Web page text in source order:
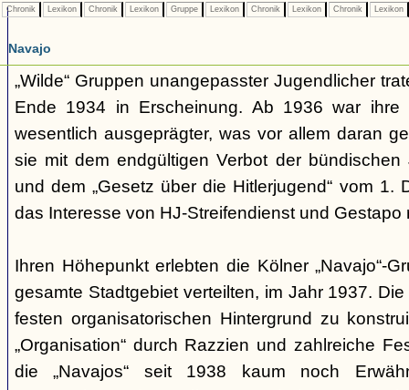
Chronik Lexikon Chronik Lexikon Gruppe Lexikon Chronik Lexikon Chronik Lexikon
Navajo
„Wilde“ Gruppen unangepasster Jugendlicher
Ende 1934 in Erscheinung. Ab 1936 war ihre
wesentlich ausgeprägter, was vor allem daran
sie mit dem endgültigen Verbot der
und dem „Gesetz über die Hitlerjugend“ vom 1.
das Interesse von HJ-Streifendienst und Gestapo
Ihren Höhepunkt erlebten die Kölner „Navajo“-
gesamte Stadtgebiet verteilten, im Jahr 1937.
festen organisatorischen Hintergrund zu
„Organisation“ durch Razzien und zahlreiche
die „Navajos“ seit 1938 kaum noch